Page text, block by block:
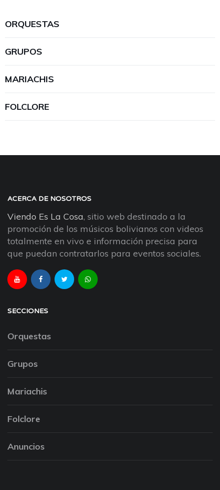
ORQUESTAS
GRUPOS
MARIACHIS
FOLCLORE
ACERCA DE NOSOTROS
Viendo Es La Cosa, sitio web destinado a la
promoción de los músicos bolivianos con videos
totalmente en vivo e información precisa para
que puedan contratarlos para eventos sociales.
SECCIONES
Orquestas
Grupos
Mariachis
Folclore
Anuncios